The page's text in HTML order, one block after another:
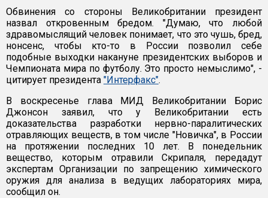
Обвинения со стороны Великобритании президент
назвал откровенным бредом. "Думаю, что любой
здравомыслящий человек понимает, что это чушь, бред,
нонсенс, чтобы кто-то в России позволил себе
подобные выходки накануне президентских выборов и
Чемпионата мира по футболу. Это просто немыслимо", -
цитирует президента "Интерфакс".
В воскресенье глава МИД Великобритании Борис
Джонсон заявил, что у Великобритании есть
доказательства разработки нервно-паралитических
отравляющих веществ, в том числе "Новичка", в России
на протяжении последних 10 лет. В понедельник
вещество, которым отравили Скрипаля, передадут
экспертам Организации по запрещению химического
оружия для анализа в ведущих лабораториях мира,
сообщил он.